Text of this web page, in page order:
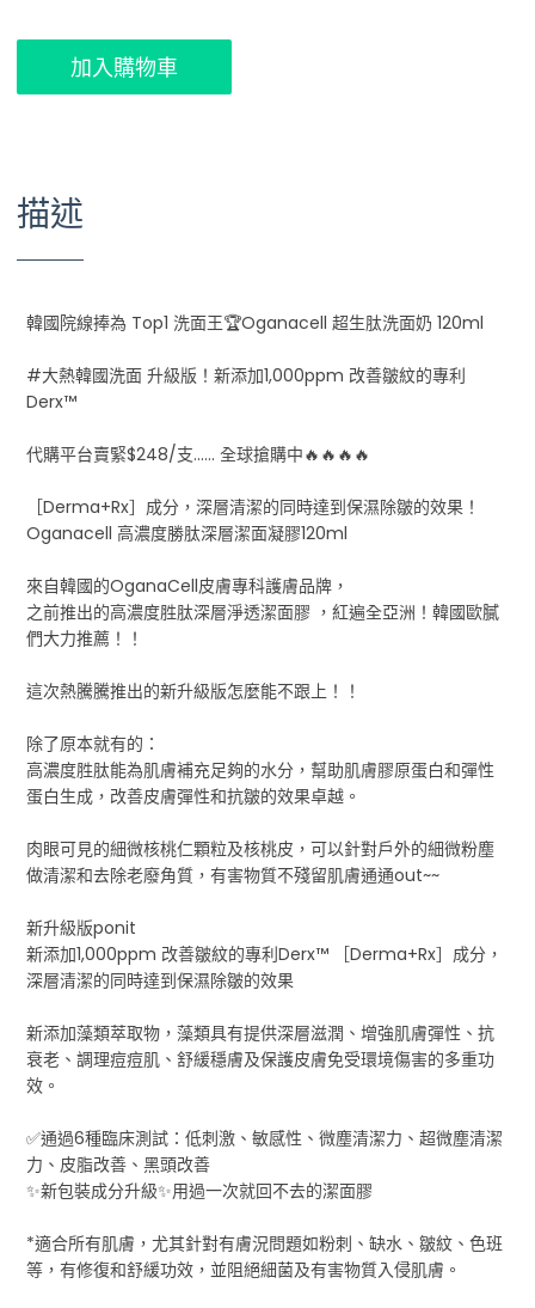
加入購物車
描述
韓國院線捧為 Top1 洗面王🏆Oganacell 超生肽洗面奶 120ml
#大熱韓國洗面 升級版！新添加1,000ppm 改善皺紋的專利
Derx™️
代購平台賣緊$248/支...... 全球搶購中🔥🔥🔥🔥
［Derma+Rx］成分，深層清潔的同時達到保濕除皺的效果！
Oganacell 高濃度勝肽深層潔面凝膠120ml
來自韓國的OganaCell皮膚專科護膚品牌，
之前推出的高濃度胜肽深層淨透潔面膠 ，紅遍全亞洲！韓國歐膩
們大力推薦！！
這次熱騰騰推出的新升級版怎麼能不跟上！！
除了原本就有的：
高濃度胜肽能為肌膚補充足夠的水分，幫助肌膚膠原蛋白和彈性
蛋白生成，改善皮膚彈性和抗皺的效果卓越。
肉眼可見的細微核桃仁顆粒及核桃皮，可以針對戶外的細微粉塵
做清潔和去除老廢角質，有害物質不殘留肌膚通通out~~
新升級版ponit
新添加1,000ppm 改善皺紋的專利Derx™️ ［Derma+Rx］成分，
深層清潔的同時達到保濕除皺的效果
新添加藻類萃取物，藻類具有提供深層滋潤、增強肌膚彈性、抗
衰老、調理痘痘肌、舒緩穩膚及保護皮膚免受環境傷害的多重功
效。
✅通過6種臨床測試：低刺激、敏感性、微塵清潔力、超微塵清潔
力、皮脂改善、黑頭改善
✨新包裝成分升級✨用過一次就回不去的潔面膠
*適合所有肌膚，尤其針對有膚況問題如粉刺、缺水、皺紋、色班
等，有修復和舒緩功效，並阻絕細菌及有害物質入侵肌膚。